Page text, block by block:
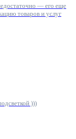
— его еще
товаров и услуг
)))